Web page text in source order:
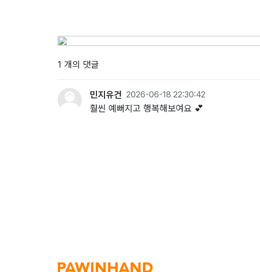
1 개의 댓글
민지유건 2026-06-18 22:30:42
훨씬 예뻐지고 행복해보여요 💕